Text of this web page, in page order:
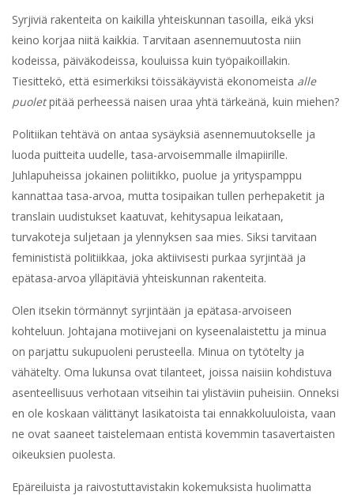
Syrjiviä rakenteita on kaikilla yhteiskunnan tasoilla, eikä yksi
keino korjaa niitä kaikkia. Tarvitaan asennemuutosta niin
kodeissa, päiväkodeissa, kouluissa kuin työpaikoillakin.
Tiesittekö, että esimerkiksi töissäkäyvistä ekonomeista alle
puoletpitää perheessä naisen uraa yhtä tärkeänä, kuin miehen?
Politiikan tehtävä on antaa sysäyksiä asennemuutokselle ja
luoda puitteita uudelle, tasa-arvoisemmalle ilmapiirille.
Juhlapuheissa jokainen poliitikko, puolue ja yrityspamppu
kannattaa tasa-arvoa, mutta tosipaikan tullen perhepaketit ja
translain uudistukset kaatuvat, kehitysapua leikataan,
turvakoteja suljetaan ja ylennyksen saa mies. Siksi tarvitaan
feminististä politiikkaa, joka aktiivisesti purkaa syrjintää ja
epätasa-arvoa ylläpitäviä yhteiskunnan rakenteita.
Olen itsekin törmännyt syrjintään ja epätasa-arvoiseen
kohteluun. Johtajana motiivejani on kyseenalaistettu ja minua
on parjattu sukupuoleni perusteella. Minua on tytötelty ja
vähätelty. Oma lukunsa ovat tilanteet, joissa naisiin kohdistuva
asenteellisuus verhotaan vitseihin tai ylistäviin puheisiin. Onneksi
en ole koskaan välittänyt lasikatoista tai ennakkoluuloista, vaan
ne ovat saaneet taistelemaan entistä kovemmin tasavertaisten
oikeuksien puolesta.
Epäreiluista ja raivostuttavistakin kokemuksista huolimatta